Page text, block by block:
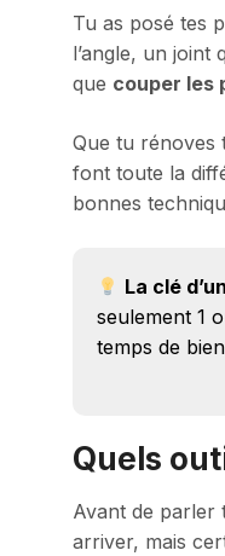
Tu as posé tes
l’angle, un joint
que couper les
Que tu rénoves
font toute la
bonnes
La clé
seulement 1
temps de
Quels
Avant de parler
arriver, mais